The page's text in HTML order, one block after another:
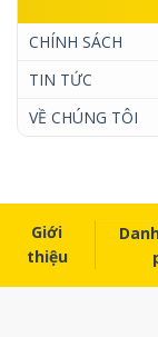
CHÍNH SÁCH
TIN TỨC
VỀ CHÚNG TÔI
Giới
thiệu